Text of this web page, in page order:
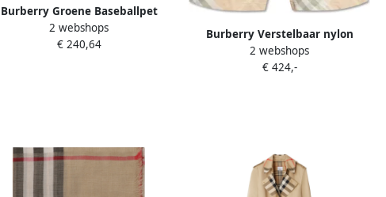
Burberry Groene Baseballpet
Accessoires Beige
2 webshops
€ 240,64
Burberry Verstelbaar nylon
badpak met contrasterend logo
Beige
2 webshops
€ 424,-